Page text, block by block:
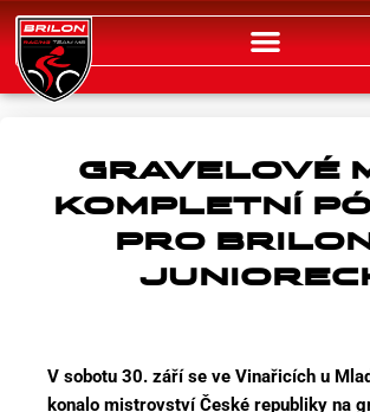
Přeskočit
na
obsah
GRAVELOVÉ
KOMPLETNÍ
PRO
V sobotu 30. září se ve Vinařicích u
konalo mistrovství České republiky na